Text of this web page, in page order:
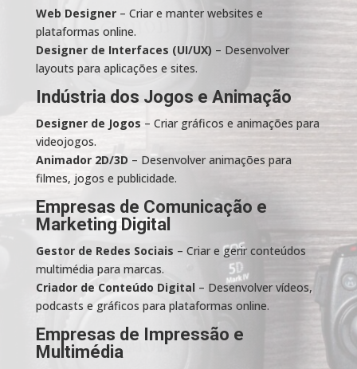
Web Designer– Criar e manter websites e
plataformas online.
Designer de Interfaces (UI/UX) – Desenvolver
layouts para aplicações e sites.
Indústria dos Jogos e Animação
Designer de Jogos – Criar gráficos e animações para
videojogos.
Animador 2D/3D – Desenvolver animações para
filmes, jogos e publicidade.
Empresas de Comunicação e
Marketing Digital
Gestor de Redes Sociais – Criar e gerir conteúdos
multimédia para marcas.
Criador de Conteúdo Digital – Desenvolver vídeos,
podcasts e gráficos para plataformas online.
Empresas de Impressão e
Multimédia